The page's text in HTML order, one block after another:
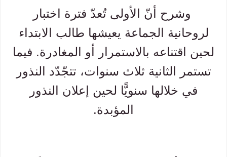
وشرح أنّ الأولى تُعدّ فترة اختبار
لروحانية الجماعة يعيشها طالب الابتداء
لحين اقتناعه بالاستمرار أو المغادرة. فيما
تستمر الثانية ثلاث سنوات، تتجّدّد النذور
في خلالها سنويًّا لحين إعلان النذور
المؤبدة.